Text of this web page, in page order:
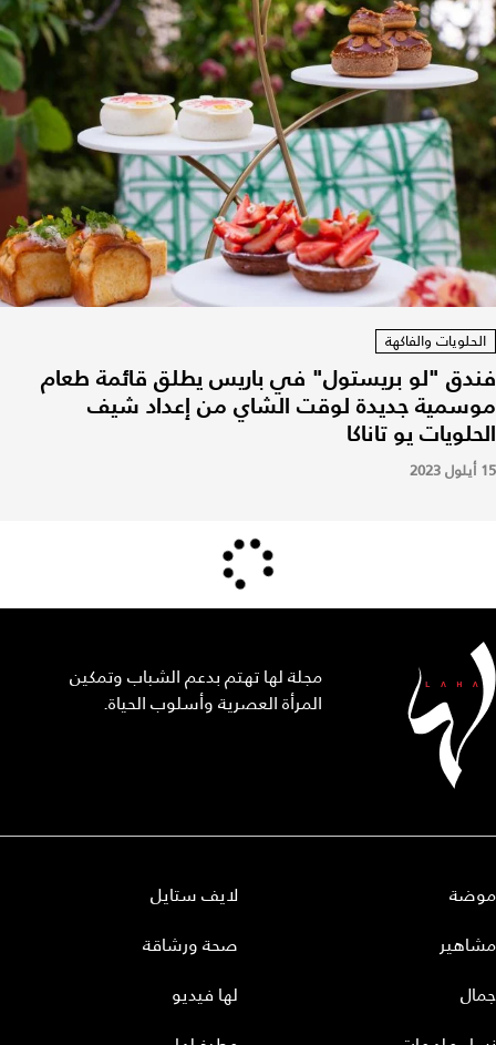
الحلويات والفاكهة
فندق "لو بريستول" في باريس يطلق قائمة طعام
موسمية جديدة لوقت الشاي من إعداد شيف
الحلويات يو تاناكا
15 أيلول 2023
مجلة لها تهتم بدعم الشباب وتمكين
المرأة العصرية وأسلوب الحياة.
موضة
مشاهير
جمال
لايف ستايل
صحة ورشاقة
لها فيديو